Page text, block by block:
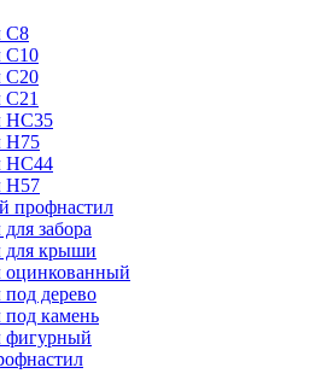
С8
С10
С20
С21
НС35
Н75
HC44
Н57
профнастил
забора
для крыши
оцинкованный
дерево
камень
фигурный